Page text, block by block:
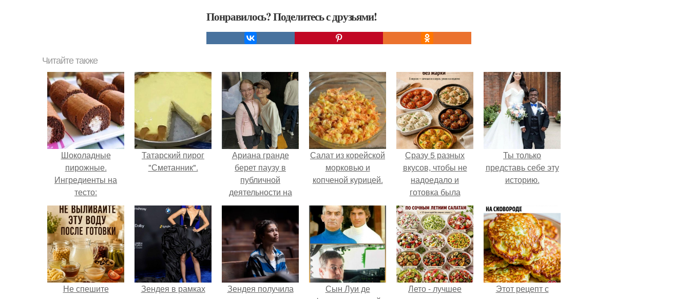
Понравилось? Поделитесь с друзьями!
Читайте также
Шоколадные
пирожные.
Ингредиенты на
тесто:
Татарский пирог
"Сметанник".
Ариана гранде
берет паузу в
публичной
деятельности на
фоне слухов о
своем здоровье.
Салат из корейской
морковью и
копченой курицей.
Сразу 5 разных
вкусов, чтобы не
надоедало и
готовка была
проще.
Ты только
представь себе эту
историю.
Не спешите
Зендея в рамках
Зендея получила
Сын Луи де
Лето - лучшее
Этот рецепт с